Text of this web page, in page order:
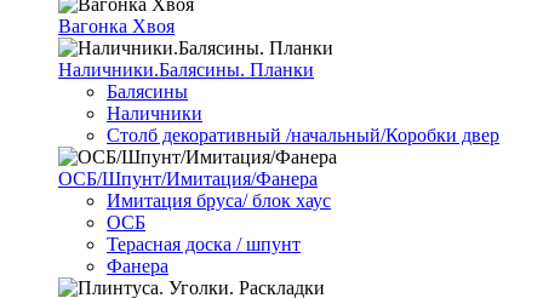
Вагонка Хвоя
Наличники.Балясины. Планки
Балясины
Наличники
Столб декоративный /начальный/Коробки двер
ОСБ/Шпунт/Имитация/Фанера
Имитация бруса/ блок хаус
ОСБ
Терасная доска / шпунт
Фанера